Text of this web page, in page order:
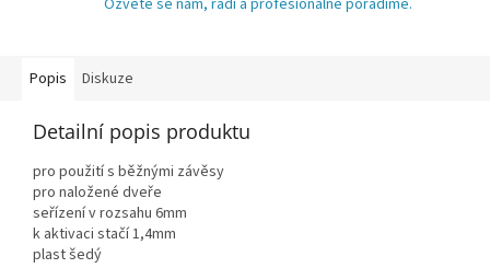
Popis Diskuze
Detailní popis produktu
pro použití s běžnými závěsy
pro naložené dveře
seřízení v rozsahu 6mm
k aktivaci stačí 1,4mm
plast šedý